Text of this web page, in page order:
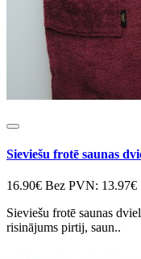
Sieviešu frotē saunas
16.90€ Bez PVN: 13.97€
Sieviešu frotē saunas
risinājums pirtij, saun..